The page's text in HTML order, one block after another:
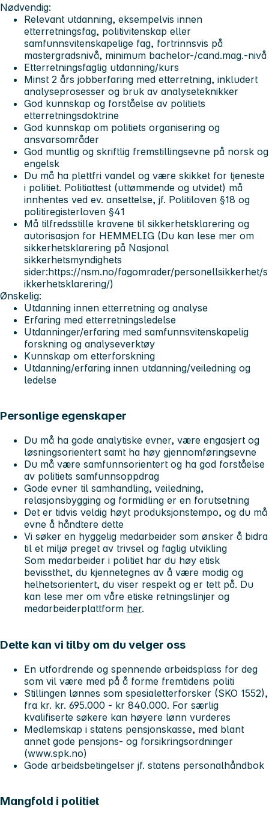
Nødvendig:
Relevant utdanning, eksempelvis innen
etterretningsfag, politivitenskap eller
samfunnsvitenskapelige fag, fortrinnsvis på
mastergradsnivå, minimum bachelor-/cand.mag.-nivå
Etterretningsfaglig utdanning/kurs
Minst 2 års jobberfaring med etterretning, inkludert
analyseprosesser og bruk av analyseteknikker
God kunnskap og forståelse av politiets
etterretningsdoktrine
God kunnskap om politiets organisering og
ansvarsområder
God muntlig og skriftlig fremstillingsevne på norsk og
engelsk
Du må ha plettfri vandel og være skikket for tjeneste
i politiet. Politiattest (uttømmende og utvidet) må
innhentes ved ev. ansettelse, jf. Politiloven §18 og
politiregisterloven §41
Må tilfredsstille kravene til sikkerhetsklarering og
autorisasjon for HEMMELIG (Du kan lese mer om
sikkerhetsklarering på Nasjonal
sikkerhetsmyndighets
sider:https://nsm.no/fagomrader/personellsikkerhet/s
ikkerhetsklarering/)
Ønskelig:
Utdanning innen etterretning og analyse
Erfaring med etterretningsledelse
Utdanninger/erfaring med samfunnsvitenskapelig
forskning og analyseverktøy
Kunnskap om etterforskning
Utdanning/erfaring innen utdanning/veiledning og
ledelse
Personlige egenskaper
Du må ha gode analytiske evner, være engasjert og
løsningsorientert samt ha høy gjennomføringsevne
Du må være samfunnsorientert og ha god forståelse
av politiets samfunnsoppdrag
Gode evner til samhandling, veiledning,
relasjonsbygging og formidling er en forutsetning
Det er tidvis veldig høyt produksjonstempo, og du må
evne å håndtere dette
Vi søker en hyggelig medarbeider som ønsker å bidra
til et miljø preget av trivsel og faglig utvikling
Som medarbeider i politiet har du høy etisk
bevissthet, du kjennetegnes av å være modig og
helhetsorientert, du viser respekt og er tett på. Du
kan lese mer om våre etiske retningslinjer og
medarbeiderplattform her.
Dette kan vi tilby om du velger oss
En utfordrende og spennende arbeidsplass for deg
som vil være med på å forme fremtidens politi
Stillingen lønnes som spesialetterforsker (SKO 1552),
fra kr. kr. 695.000 - kr 840.000. For særlig
kvalifiserte søkere kan høyere lønn vurderes
Medlemskap i statens pensjonskasse, med blant
annet gode pensjons- og forsikringsordninger
(www.spk.no)
Gode arbeidsbetingelser jf. statens personalhåndbok
Mangfold i politiet